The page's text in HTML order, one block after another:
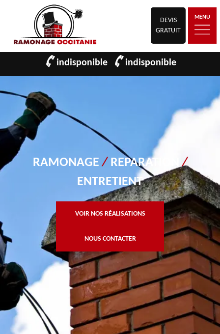
DEVIS
GRATUIT
MENU
indisponible indisponible
RAMONAGE/ REPARATION/
ENTRETIENT
VOIR NOS RÉALISATIONS
NOUS CONTACTER